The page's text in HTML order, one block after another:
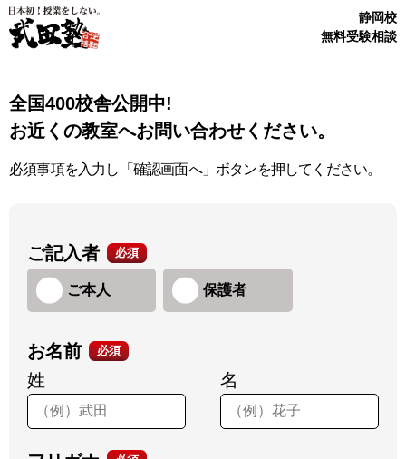
静岡校
無料受験相談
全国400校舎公開中!
お近くの教室へお問い合わせください。
必須事項を入力し「確認画面へ」ボタンを押してください。
ご記入者 必須
ご本人 保護者
お名前 必須
姓 名